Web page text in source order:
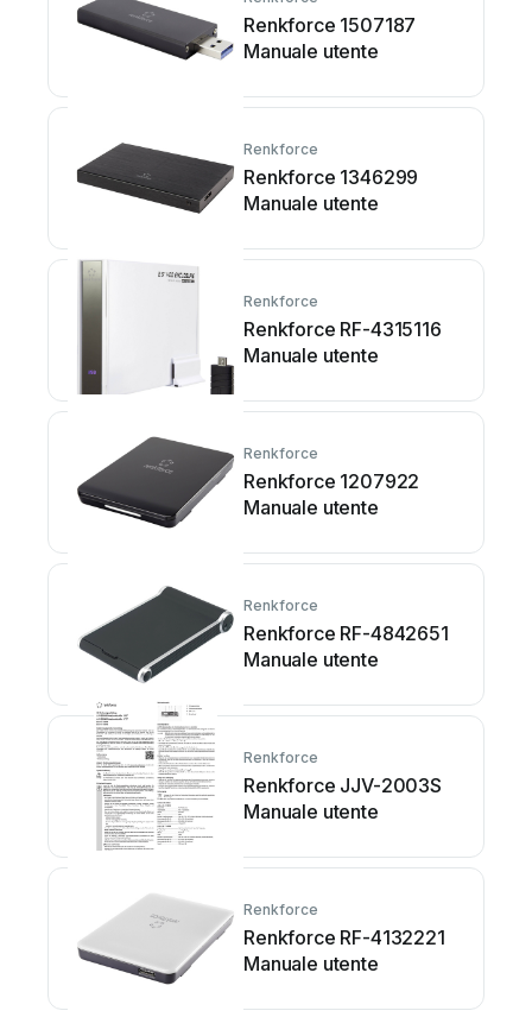
Renkforce 1507187
Manuale utente
Renkforce
Renkforce 1346299
Manuale utente
Renkforce
Renkforce RF-4315116
Manuale utente
Renkforce
Renkforce 1207922
Manuale utente
Renkforce
Renkforce RF-4842651
Manuale utente
Renkforce
Renkforce JJV-2003S
Manuale utente
Renkforce
Renkforce RF-4132221
Manuale utente